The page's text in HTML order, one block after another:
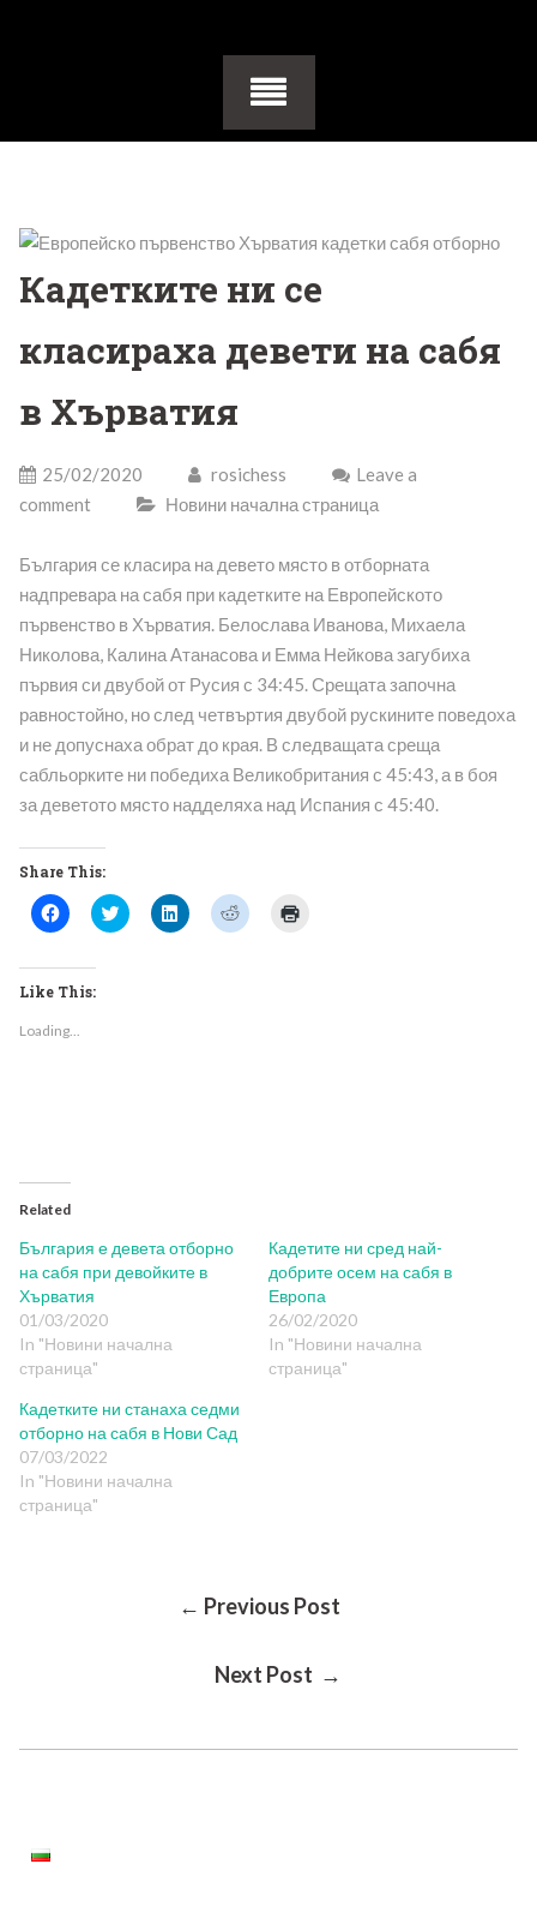
Кадетките ни се
класираха девети на сабя
в Хърватия
25/02/2020 rosichess
Leave a
comment
Новини начална страница
България се класира на девето място в отборната
надпревара на сабя при кадетките на Европейското
първенство в Хърватия. Белослава Иванова, Михаела
Николова, Калина Атанасова и Емма Нейкова загубиха
първия си двубой от Русия с 34:45. Срещата започна
равностойно, но след четвъртия двубой рускините поведоха
и не допуснаха обрат до края. В следващата среща
сабльорките ни победиха Великобритания с 45:43, а в боя
за деветото място надделяха над Испания с 45:40.
Share This:
Click
to
Facebook
(Opens
in
window)
Click
to
Click
to
Click
to
Like This:
Loading...
Related
България е девета отборно
на сабя при девойките в
Хърватия
01/03/2020
In "Новини начална
страница"
Кадетите ни сред най-
добрите осем на сабя в
Европа
26/02/2020
In "Новини начална
страница"
Кадетките ни станаха седми
отборно на сабя в Нови Сад
07/03/2022
In "Новини начална
страница"
← Previous Post
Next Post →